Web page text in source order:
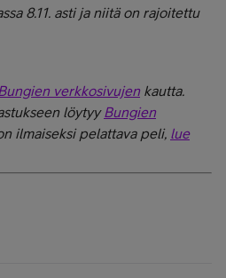
8.11. asti ja niitä on rajoitettu
verkkosivujenkautta.
löytyyBungien
ilmaiseksi pelattava peli, lue